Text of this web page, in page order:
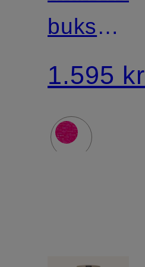
bukser
WINDER
i jersey
1.595 kr